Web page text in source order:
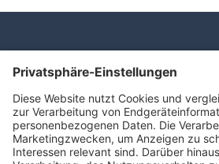
navigator Gruppe
Carl-Bertelsmann-Straße 29
33332 Gütersloh